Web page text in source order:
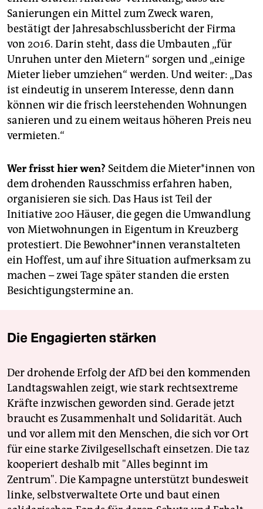
Sanierungen ein Mittel zum Zweck waren,
bestätigt der Jahresabschlussbericht der Firma
von 2016. Darin steht, dass die Umbauten „für
Unruhen unter den Mietern“ sorgen und „einige
Mieter lieber umziehen“ werden. Und weiter: „Das
ist eindeutig in unserem Interesse, denn dann
können wir die frisch leerstehenden Wohnungen
sanieren und zu einem weitaus höheren Preis neu
vermieten.“
Wer frisst hier wen? Seitdem die Mieter*innen von
dem drohenden Rausschmiss erfahren haben,
organisieren sie sich. Das Haus ist Teil der
Initiative 200 Häuser, die gegen die Umwandlung
von Mietwohnungen in Eigentum in Kreuzberg
protestiert. Die Bewohner*innen veranstalteten
ein Hoffest, um auf ihre Situation aufmerksam zu
machen – zwei Tage später standen die ersten
Besichtigungstermine an.
Die Engagierten stärken
Der drohende Erfolg der AfD bei den kommenden
Landtagswahlen zeigt, wie stark rechtsextreme
Kräfte inzwischen geworden sind. Gerade jetzt
braucht es Zusammenhalt und Solidarität. Auch
und vor allem mit den Menschen, die sich vor Ort
für eine starke Zivilgesellschaft einsetzen. Die taz
kooperiert deshalb mit "Alles beginnt im
Zentrum". Die Kampagne unterstützt bundesweit
linke, selbstverwaltete Orte und baut einen